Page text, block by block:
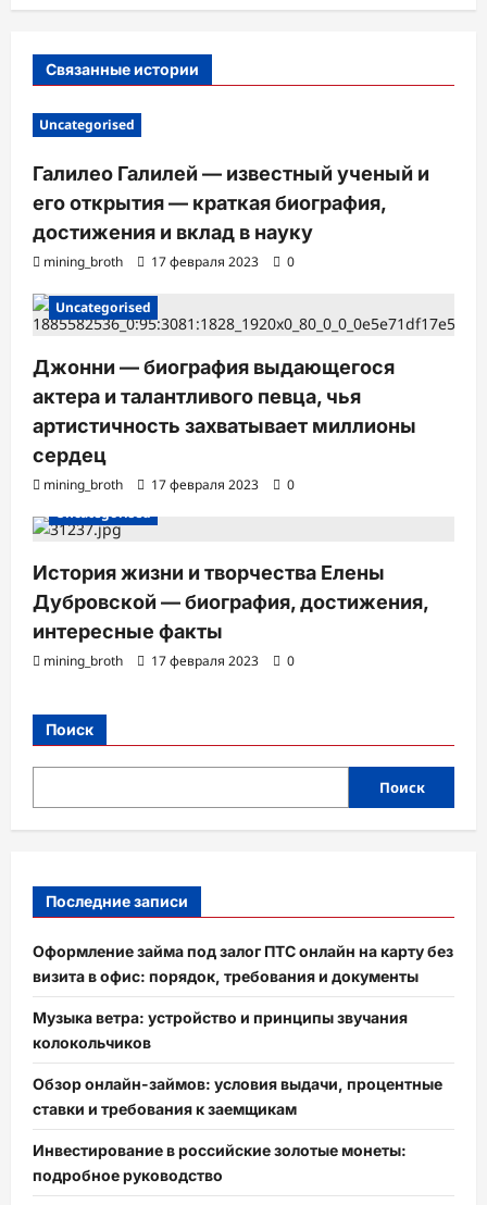
с
и
Связанные истории
Uncategorised
Галилео Галилей — известный ученый и
его открытия — краткая биография,
достижения и вклад в науку
mining_broth 17 февраля 2023 0
Uncategorised
Джонни — биография выдающегося
актера и талантливого певца, чья
артистичность захватывает миллионы
сердец
mining_broth 17 февраля 2023
0
Uncategorised
История жизни и творчества Елены
Дубровской — биография, достижения,
интересные факты
mining_broth 17 февраля 2023 0
Поиск
Поиск
Последние записи
Оформление займа под залог ПТС онлайн на карту без
визита в офис: порядок, требования и документы
Музыка ветра: устройство и принципы звучания
колокольчиков
Обзор онлайн-займов: условия выдачи, процентные
ставки и требования к заемщикам
Инвестирование в российские золотые монеты:
подробное руководство